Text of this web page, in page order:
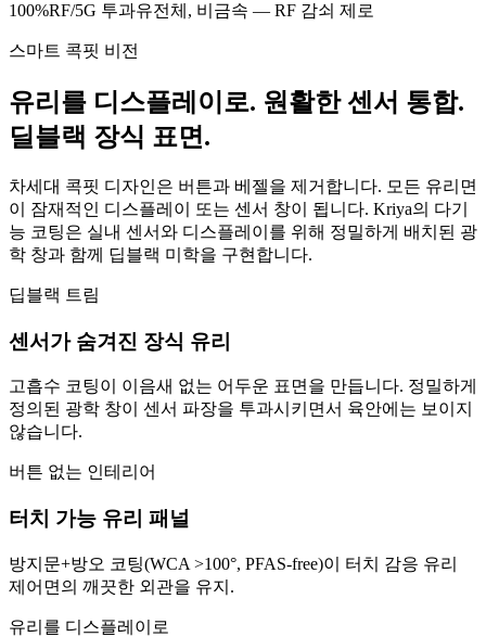
100%RF/5G 투과유전체, 비금속 — RF 감쇠 제로
스마트 콕핏 비전
유리를 디스플레이로. 원활한 센서 통합.
딜블랙 장식 표면.
차세대 콕핏 디자인은 버튼과 베젤을 제거합니다. 모든 유리면
이 잠재적인 디스플레이 또는 센서 창이 됩니다. Kriya의 다기
능 코팅은 실내 센서와 디스플레이를 위해 정밀하게 배치된 광
학 창과 함께 딥블랙 미학을 구현합니다.
딥블랙 트림
센서가 숨겨진 장식 유리
고흡수 코팅이 이음새 없는 어두운 표면을 만듭니다. 정밀하게
정의된 광학 창이 센서 파장을 투과시키면서 육안에는 보이지
않습니다.
버튼 없는 인테리어
터치 가능 유리 패널
방지문+방오 코팅(WCA >100°, PFAS-free)이 터치 감응 유리
제어면의 깨끗한 외관을 유지.
유리를 디스플레이로